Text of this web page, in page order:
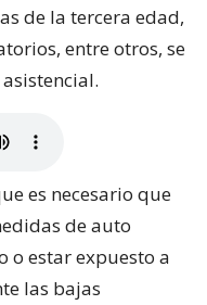
de la tercera edad,
entre otros, se
es necesario que
de auto
o estar expuesto a
las bajas